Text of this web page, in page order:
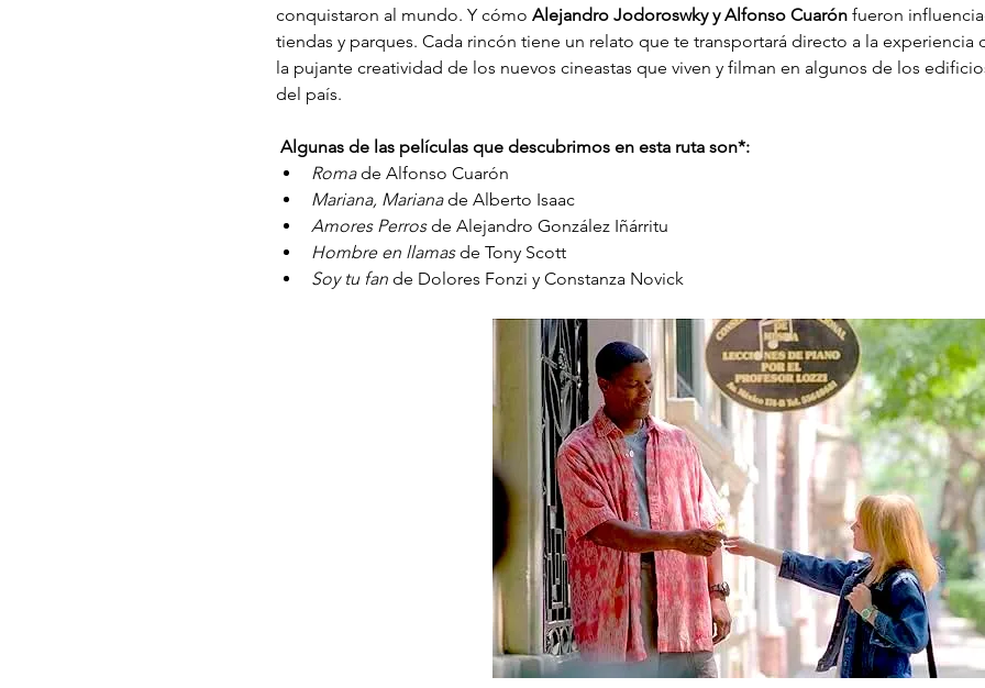
conquistaron al mundo. Y cómo Alejandro Jodoroswky y Alfonso Cuarón fueron
tiendas y parques. Cada rincón tiene un relato que te transportará directo a la experiencia
la pujante creatividad de los nuevos cineastas que viven y filman en algunos de los
del país.
Algunas de las películas que descubrimos en esta ruta son*:
Roma de Alfonso Cuarón
Mariana, Mariana de Alberto Isaac
Amores Perros de Alejandro González Iñárritu
Hombre en llamas de Tony Scott
Soy tu fan de Dolores Fonzi y Constanza Novick